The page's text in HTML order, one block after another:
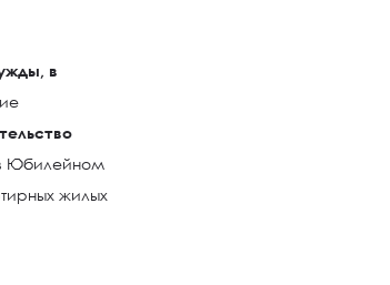
в
Юбилейном
жилых